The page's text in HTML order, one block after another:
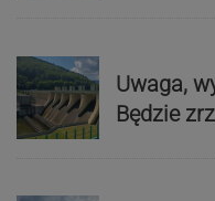
Uwaga,
Będzie